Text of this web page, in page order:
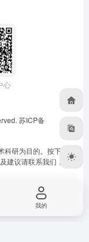
心
苏ICP备
科研为目的。按下
建议请联系我们，
我的